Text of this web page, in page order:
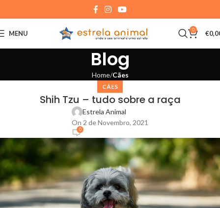
MENU 0 €
Blog
Home Cães
CÃES
Shih Tzu – tudo sobre a raça
Estrela Animal
On 2 de Novembro, 2021
0